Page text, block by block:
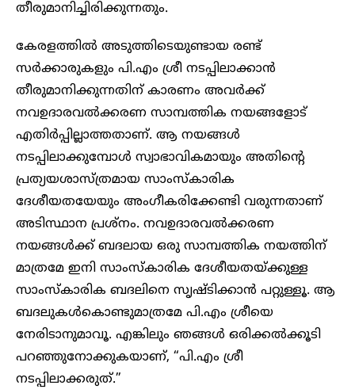
തീരുമാനിച്ചിരിക്കുന്നതും.
കേരളത്തിൽ അടുത്തിടെയുണ്ടായ രണ്ട്
സർക്കാരുകളും പി.എം ശ്രീ നടപ്പിലാക്കാൻ
തീരുമാനിക്കുന്നതിന് കാരണം അവർക്ക്
നവഉദാരവൽക്കരണ സാമ്പത്തിക നയങ്ങളോട്
എതിർപ്പില്ലാത്തതാണ്. ആ നയങ്ങൾ
നടപ്പിലാക്കുമ്പോൾ സ്വാഭാവികമായും അതിന്റെ
പ്രത്യയശാസ്ത്രമായ സാംസ്കാരിക
ദേശീയതയേയും അംഗീകരിക്കേണ്ടി വരുന്നതാണ്
അടിസ്ഥാന പ്രശ്നം. നവഉദാരവൽക്കരണ
നയങ്ങൾക്ക് ബദലായ ഒരു സാമ്പത്തിക നയത്തിന്
മാത്രമേ ഇനി സാംസ്കാരിക ദേശീയതയ്ക്കുള്ള
സാംസ്കാരിക ബദലിനെ സൃഷ്ടിക്കാൻ പറ്റുള്ളൂ. ആ
ബദലുകൾകൊണ്ടുമാത്രമേ പി.എം ശ്രീയെ
നേരിടാനുമാവൂ. എങ്കിലും ഞങ്ങൾ ഒരിക്കൽക്കൂടി
പറഞ്ഞുനോക്കുകയാണ്, “പി.എം ശ്രീ
നടപ്പിലാക്കരുത്.”